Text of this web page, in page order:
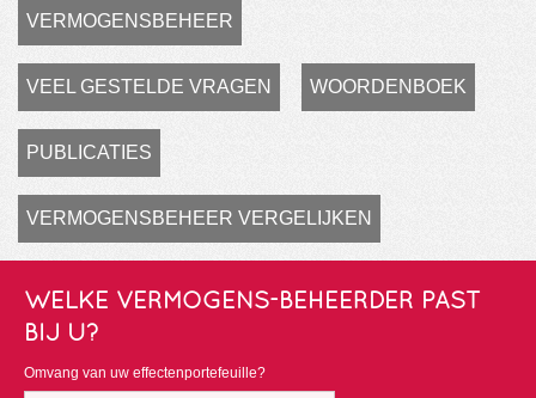
VERMOGENSBEHEER
VEEL GESTELDE VRAGEN WOORDENBOEK
PUBLICATIES
VERMOGENSBEHEER VERGELIJKEN
WELKE VERMOGENS-BEHEERDER PAST
BIJ U?
Omvang van uw effectenportefeuille?